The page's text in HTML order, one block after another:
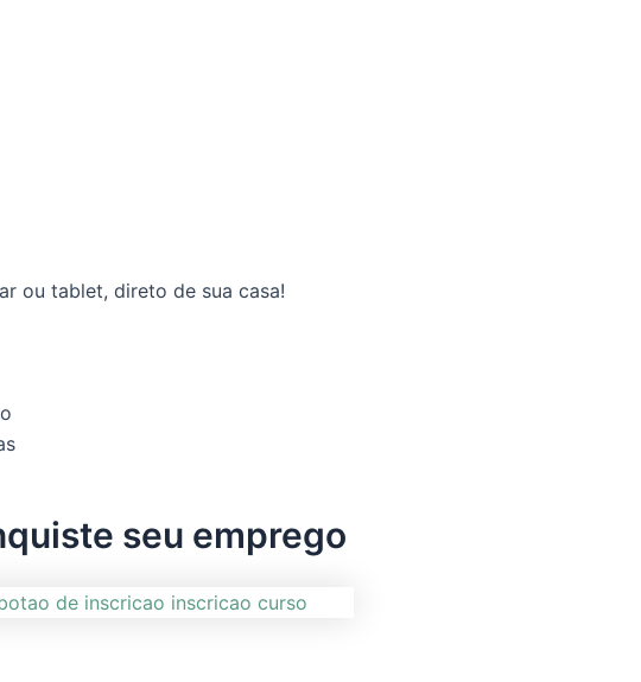
ou tablet, direto de sua casa!
seu emprego